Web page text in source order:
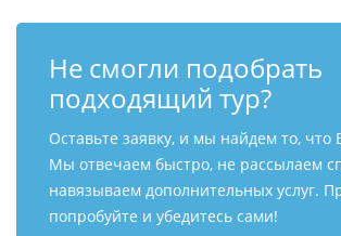
Не смогли подобрать
подходящий тур?
Оставьте заявку, и мы найдем то, что
Мы отвечаем быстро, не рассылаем
навязываем дополнительных услуг.
попробуйте и убедитесь сами!